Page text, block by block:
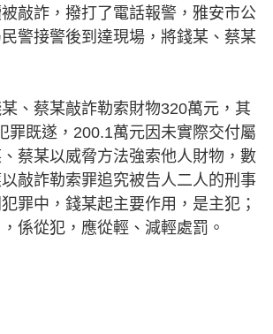
敲詐，撥打了電話報警，雅安市公
警接警後到達現場，將錢某、蔡某
、蔡某敲詐勒索財物320萬元，其
罪既遂，200.1萬元因未實際交付屬
蔡某以威脅方法強索他人財物，數
敲詐勒索罪追究被告人二人的刑事
罪中，錢某起主要作用，是主犯；
係從犯，應從輕、減輕處罰。